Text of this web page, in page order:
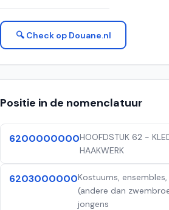
🔍 Check op Douane.nl
Positie in de nomenclatuur
6200000000HOOFDSTUK 62 -
HAAKWERK
6203000000Kostuums,
(andere dan
jongens